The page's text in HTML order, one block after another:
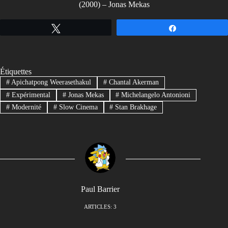
(2000) – Jonas Mekas
Étiquettes
#Apichatpong Weerasethakul #Chantal Akerman
#Expérimental #Jonas Mekas # Michelangelo Antonioni
#Modernité #Slow Cinema # Stan Brakhage
Paul Barrier
ARTICLES: 3